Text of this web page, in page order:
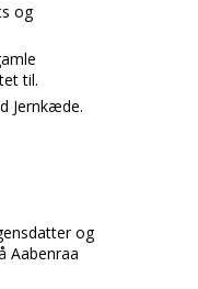
og
til.
Jernkæde.
og
Aabenraa